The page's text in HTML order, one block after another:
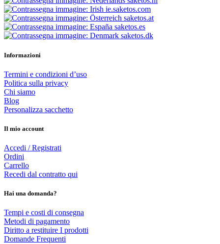
ie.saketos.com
saketos.at
saketos.es
saketos.dk
Informazioni
Termini e condizioni d’uso
Politica sulla privacy
Chi siamo
Blog
Personalizza sacchetto
Il mio account
Accedi / Registrati
Ordini
Carrello
Recedi dal contratto qui
Hai una domanda?
Tempi e costi di consegna
Metodi di pagamento
Diritto a restituire I prodotti
Domande Frequenti